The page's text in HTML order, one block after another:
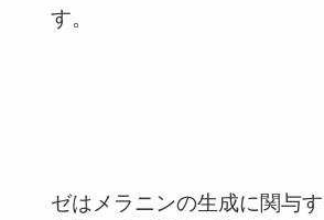
す
チロシ
ゼはメラニンの生成に関与